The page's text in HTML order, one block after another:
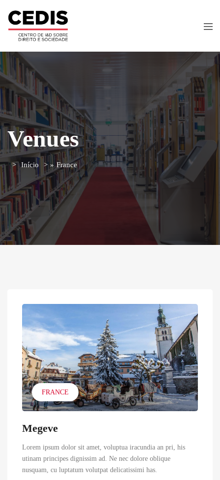
Venues
Início » France
FRANCE
Megeve
Lorem ipsum dolor sit amet, voluptua iracundia an pri, his
utinam principes dignissim ad. Ne nec dolore oblique
nusquam, cu luptatum volutpat delicatissimi has.